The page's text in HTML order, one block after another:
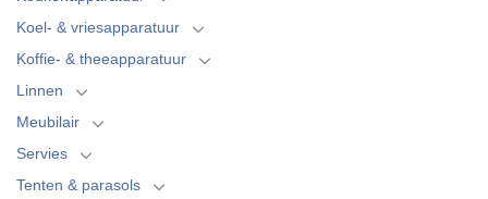
Koel- & vriesapparatuur
Koffie- & theeapparatuur
Linnen
Meubilair
Servies
Tenten & parasols